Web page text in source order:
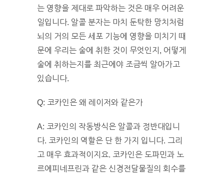
는 영향을 제대로 파악하는 것은 매우 어려운
일입니다. 알콜 분자는 마치 둔탁한 망치처럼
뇌의 거의 모든 세포 기능에 영향을 미치기 때
문에 우리는 술에 취한 것이 무엇인지, 어떻게
술에 취하는지를 최근에야 조금씩 알아가고
있습니다.
Q: 코카인은 왜 레이저와 같은가
A: 코카인의 작동방식은 알콜과 정반대입니
다. 코카인의 역할은 단 한 가지 입니다. 그리
고 매우 효과적이지요. 코카인은 도파민과 노
르에피네프린과 같은 신경전달물질의 회수를